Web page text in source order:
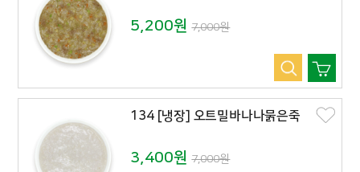
5,200원7,000원
134 [냉장] 오트밀바나나묽은죽
3,400원7,000원